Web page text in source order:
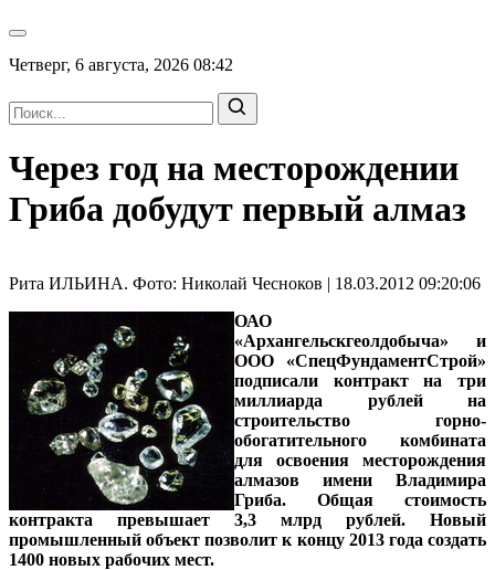
Четверг, 6 августа, 2026 08:42
Через год на месторождении
Гриба добудут первый алмаз
Рита ИЛЬИНА. Фото: Николай Чесноков | 18.03.2012 09:20:06
ОАО
«Архангельскгеолдобыча» и
ООО «СпецФундаментСтрой»
подписали контракт на три
миллиарда рублей на
строительство горно-
обогатительного комбината
для освоения месторождения
алмазов имени Владимира
Гриба. Общая стоимость
контракта превышает 3,3 млрд рублей. Новый
промышленный объект позволит к концу 2013 года создать
1400 новых рабочих мест.